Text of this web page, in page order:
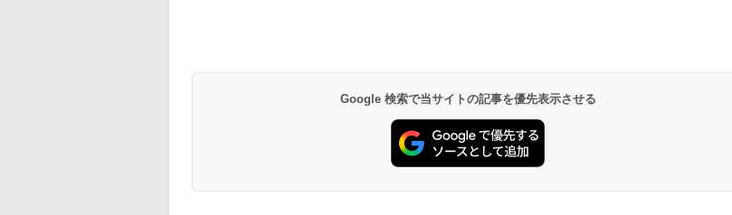
Google 検索で当サイトの記事を優先表示させる